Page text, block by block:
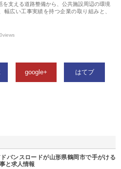
を支える道路整備から、公共施設周辺の環境
幅広い工事実績を持つ企業の取り組みと、
0views
google+ はてブ
バンスロードが山形県鶴岡市で手がける
と求人情報